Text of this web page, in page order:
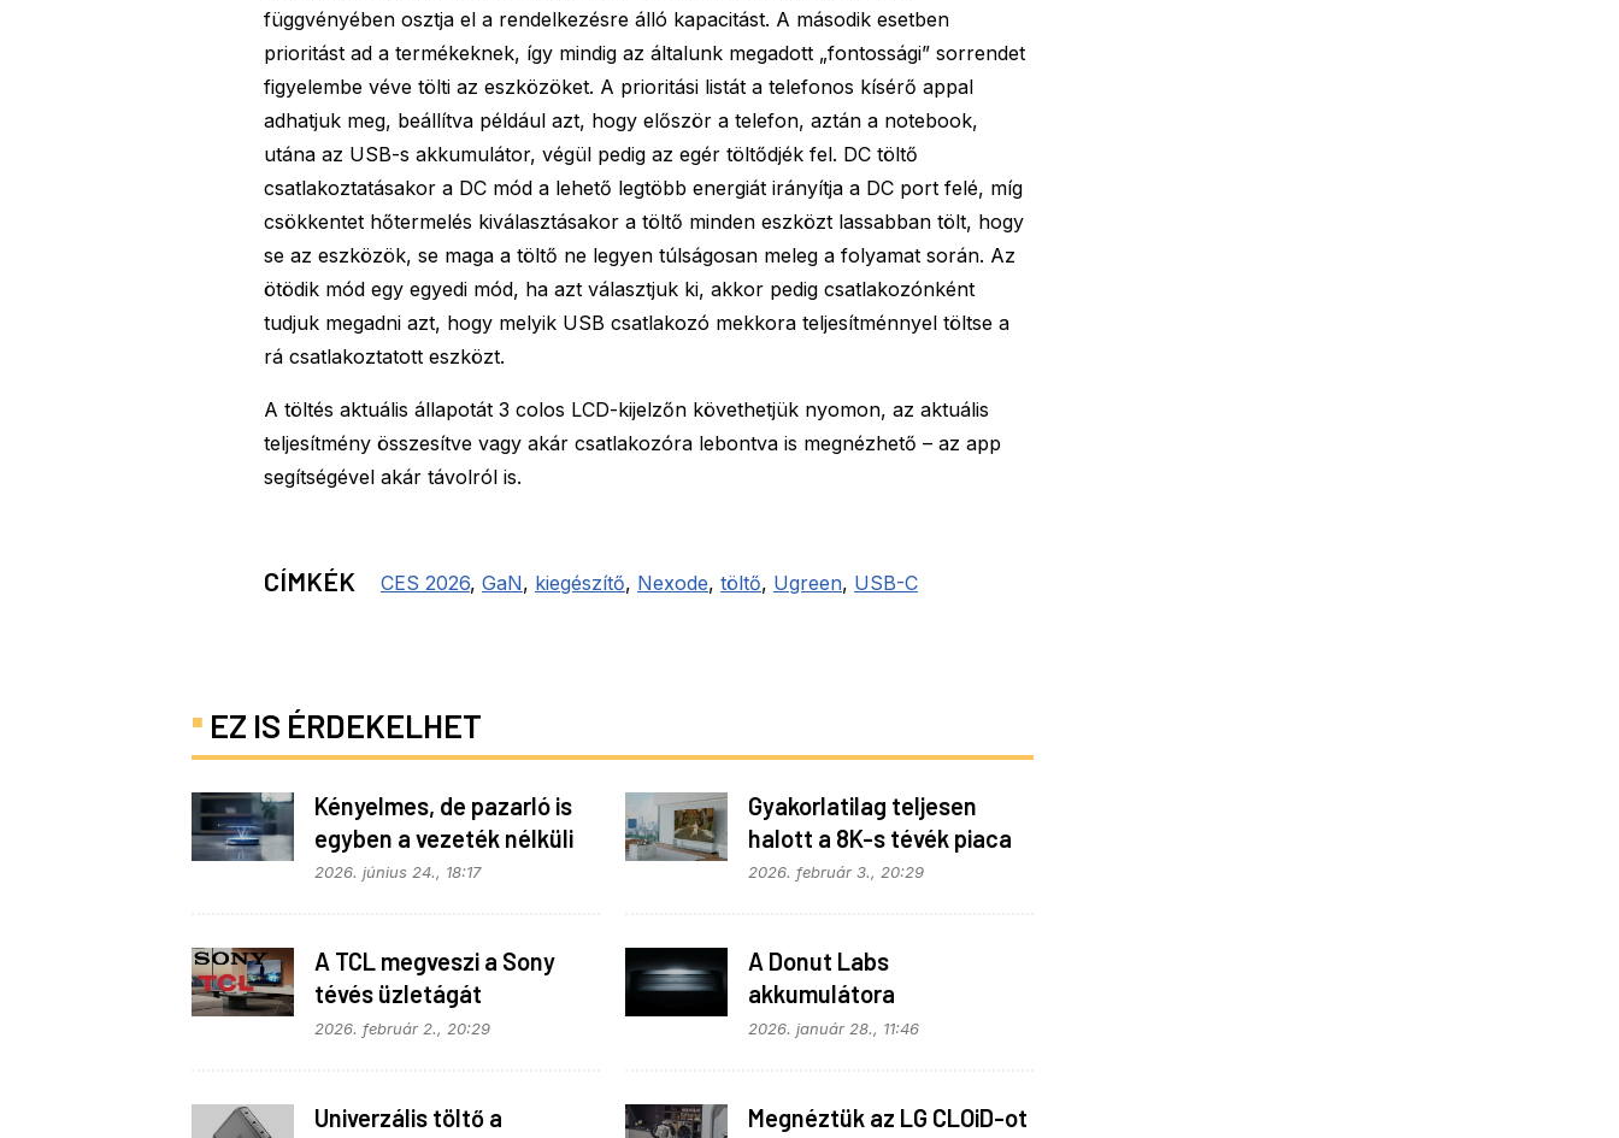
függvényében osztja el a rendelkezésre álló kapacitást. A második esetben
prioritást ad a termékeknek, így mindig az általunk megadott „fontossági” sorrendet
figyelembe véve tölti az eszközöket. A prioritási listát a telefonos kísérő appal
adhatjuk meg, beállítva például azt, hogy először a telefon, aztán a notebook,
utána az USB-s akkumulátor, végül pedig az egér töltődjék fel. DC töltő
csatlakoztatásakor a DC mód a lehető legtöbb energiát irányítja a DC port felé, míg
csökkentet hőtermelés kiválasztásakor a töltő minden eszközt lassabban tölt, hogy
se az eszközök, se maga a töltő ne legyen túlságosan meleg a folyamat során. Az
ötödik mód egy egyedi mód, ha azt választjuk ki, akkor pedig csatlakozónként
tudjuk megadni azt, hogy melyik USB csatlakozó mekkora teljesítménnyel töltse a
rá csatlakoztatott eszközt.
A töltés aktuális állapotát 3 colos LCD-kijelzőn követhetjük nyomon, az aktuális
teljesítmény összesítve vagy akár csatlakozóra lebontva is megnézhető – az app
segítségével akár távolról is.
CÍMKÉK CES 2026, GaN, kiegészítő, Nexode, töltő, Ugreen, USB-C
EZ IS ÉRDEKELHET
Kényelmes, de pazarló is
egyben a vezeték nélküli
töltés
2026. június 24., 18:17
Gyakorlatilag teljesen
halott a 8K-s tévék piaca
2026. február 3., 20:29
A TCL megveszi a Sony
tévés üzletágát
2026. február 2., 20:29
A Donut Labs
akkumulátora
megválthatja a világot
2026. január 28., 11:46
Univerzális töltő a
Megnéztük az LG CLOiD-ot